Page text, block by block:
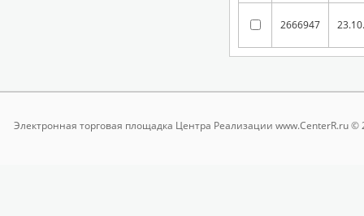
2666947
Электронная торговая площадка Центра Реализации www.CenterR.ru ©